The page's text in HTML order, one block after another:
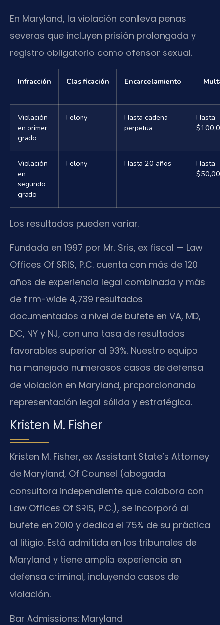
En Maryland, la violación conlleva penas
severas que incluyen prisión prolongada y
registro obligatorio como ofensor sexual.
Infracción Clasificación Encarcelamiento
Violación
en primer
grado
Felony
Hasta cadena
perpetua
Hasta
Violación
en
segundo
grado
Felony Hasta 20 años
Hasta
Los resultados pueden variar.
Fundada en 1997 por Mr. Sris, ex fiscal — Law
Offices Of SRIS, P.C. cuenta con más de 120
años de experiencia legal combinada y más
de firm-wide 4,739 resultados
documentados a nivel de bufete en VA, MD,
DC, NY y NJ, con una tasa de resultados
favorables superior al 93%. Nuestro equipo
ha manejado numerosos casos de defensa
de violación en Maryland, proporcionando
representación legal sólida y estratégica.
Kristen M. Fisher
Kristen M. Fisher, ex Assistant State’s Attorney
de Maryland, Of Counsel (abogada
consultora independiente que colabora con
Law Offices Of SRIS, P.C.), se incorporó al
bufete en 2010 y dedica el 75% de su práctica
al litigio. Está admitida en los tribunales de
Maryland y tiene amplia experiencia en
defensa criminal, incluyendo casos de
violación.
Bar Admissions: Maryland